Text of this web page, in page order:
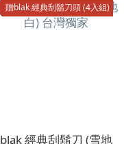
贈blak 經典刮鬍刀頭 (4入組)
blak 經典刮鬍刀 (雪地